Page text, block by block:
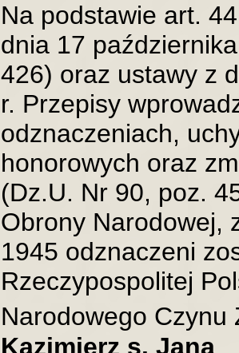
Na podstawie art.
dnia 17
426) oraz ustawy z
r. Przepisy
odznaczeniach,
honorowych oraz
(Dz.U. Nr 90, poz.
Obrony Narodowej,
1945 odznaczeni
Rzeczypospolitej
Narodowego Czynu
Kazimierz s. Jana